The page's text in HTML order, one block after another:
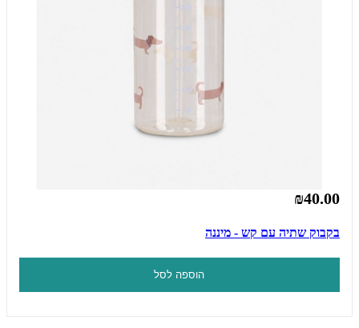
₪40.00
בקבוק שתיה עם קש - מיננה
הוספה לסל